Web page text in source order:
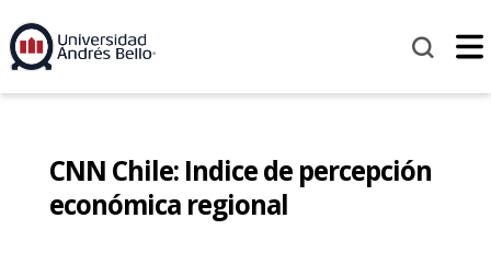
CNN Chile: Indice de percepción
económica regional